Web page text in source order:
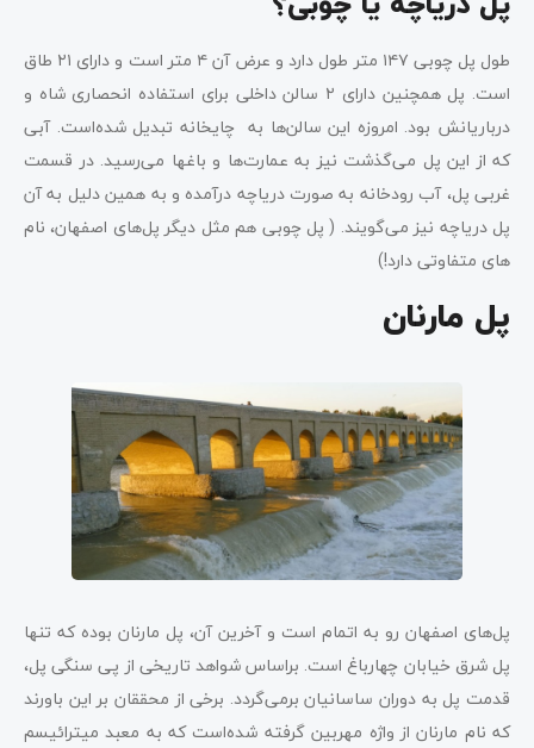
طول پل چوبی ۱۴۷ متر طول دارد و عرض آن ۴ متر است و دارای ۲۱ طاق
است. پل همچنین دارای ۲ سالن داخلی برای استفاده انحصاری شاه و
درباریانش بود. امروزه این سالن‌ها به چایخانه تبدیل شده‌است. آبی
که از این پل می‌گذشت نیز به عمارت‌ها و باغ‎ها می‌رسید. در قسمت
غربی پل، آب رودخانه به صورت دریاچه درآمده و به همین دلیل به آن
پل دریاچه نیز می‌گویند. ( پل چوبی هم مثل دیگر پل‌های اصفهان، نام
های متفاوتی دارد!)
پل مارنان
پل‌های اصفهان رو به اتمام است و آخرین آن، پل مارنان بوده که تنها
پل شرق خیابان چهارباغ است. براساس شواهد تاریخی از پی سنگی پل،
قدمت پل به دوران ساسانیان برمی‌گردد. برخی از محققان بر این باورند
که نام مارنان از واژه مهربین گرفته شده‌است که به معبد میترائیسم